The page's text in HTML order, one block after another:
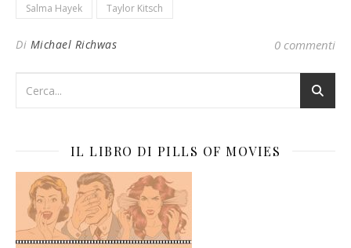
Salma Hayek
Taylor Kitsch
Di Michael Richwas 0 commenti
IL LIBRO DI PILLS OF MOVIES